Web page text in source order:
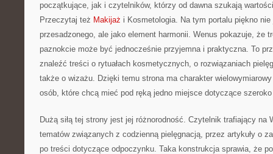
początkujące, jak i czytelników, którzy od dawna szukają
Przeczytaj też Makijaż i Kosmetologia. Na tym portalu piękno
przesadzonego, ale jako element harmonii. Wenus pokazuje, że
paznokcie może być jednocześnie przyjemna i praktyczna. To
znaleźć treści o rytuałach kosmetycznych, o rozwiązaniach
także o wizażu. Dzięki temu strona ma charakter
osób, które chcą mieć pod ręką jedno miejsce dotyczące
Dużą siłą tej strony jest jej różnorodność. Czytelnik trafiający na
tematów związanych z codzienną pielęgnacją, przez artykuły o
po treści dotyczące odpoczynku. Taka konstrukcja sprawia, że